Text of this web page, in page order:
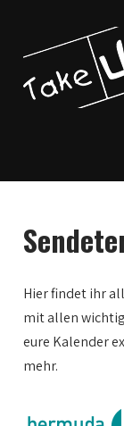
Hier findet ihr
mit allen
eure Kalender
mehr.